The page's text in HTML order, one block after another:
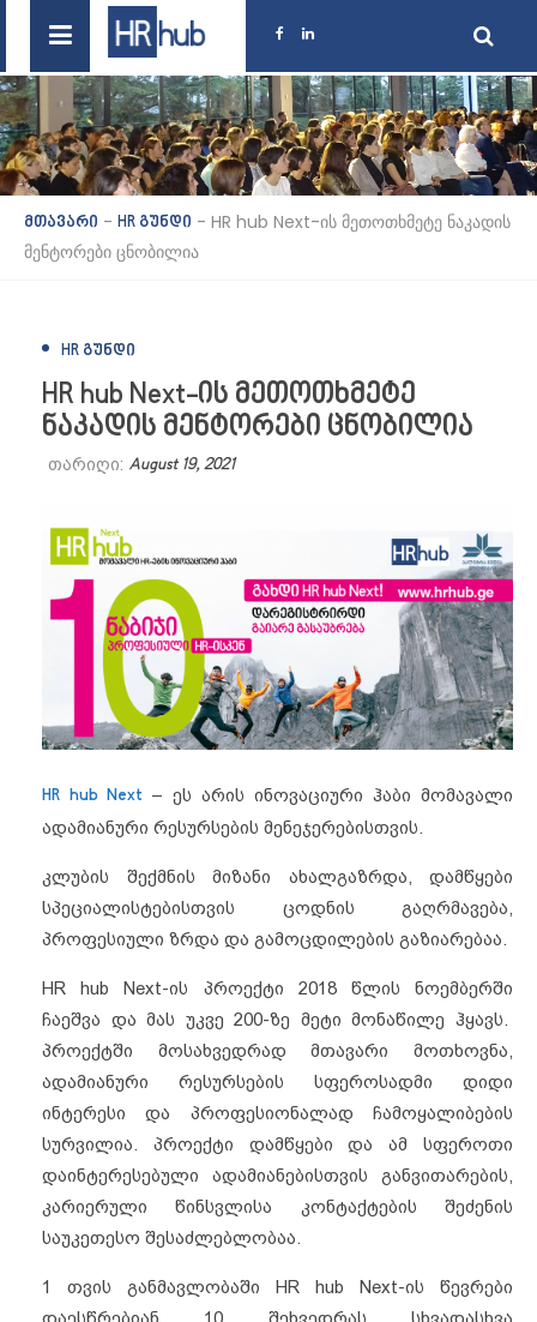
მთავარი - HR გუნდი - HR hub Next-ის მეთოთხმეტე ნაკადის
მენტორები ცნობილია
HR ᲒᲣᲜᲓᲘ
HR hub Next-ის მეთოთხმეტე
ნაკადის მენტორები ცნობილია
თარიღი: August 19, 2021
HR hub Next – ეს არის ინოვაციური ჰაბი მომავალი
ადამიანური რესურსების მენეჯერებისთვის.
კლუბის შექმნის მიზანი ახალგაზრდა, დამწყები
სპეციალისტებისთვის ცოდნის გაღრმავება,
პროფესიული ზრდა და გამოცდილების გაზიარებაა.
HR hub Next-ის პროექტი 2018 წლის ნოემბერში
ჩაეშვა და მას უკვე 200-ზე მეტი მონაწილე ჰყავს.
პროექტში მოსახვედრად მთავარი მოთხოვნა,
ადამიანური რესურსების სფეროსადმი დიდი
ინტერესი და პროფესიონალად ჩამოყალიბების
სურვილია. პროექტი დამწყები და ამ სფეროთი
დაინტერესებული ადამიანებისთვის განვითარების,
კარიერული წინსვლისა კონტაქტების შეძენის
საუკეთესო შესაძლებლობაა.
1 თვის განმავლობაში HR hub Next-ის წევრები